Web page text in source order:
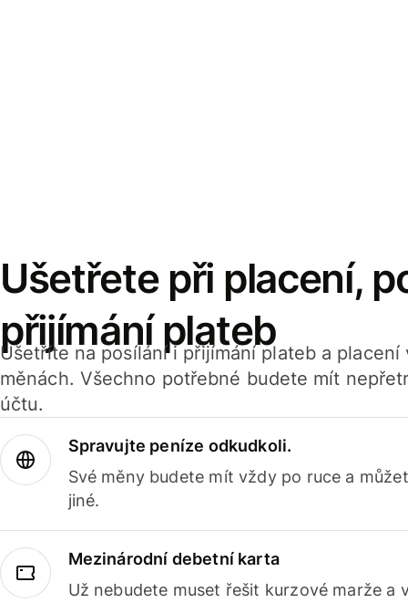
Ušetřete při placení,
přijímání plateb
Ušetříte na posílání i přijímání plateb a
měnách. Všechno potřebné budete mít
účtu.
Spravujte peníze odkudkoli.
Své měny budete mít vždy po ruce a
jiné.
Mezinárodní debetní karta
Už nebudete muset řešit kurzové marže a